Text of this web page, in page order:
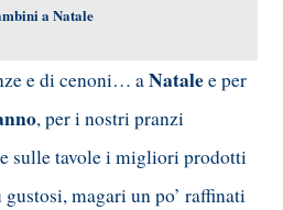
a Natale
e di cenoni… aNatalee per
, per i nostri pranzi
sulle tavole i migliori prodotti
magari un po’ raffinati